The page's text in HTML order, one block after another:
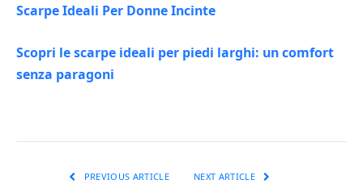
Scarpe Ideali Per Donne Incinte
Scopri le scarpe ideali per piedi larghi: un comfort
senza paragoni
PREVIOUS ARTICLE NEXT ARTICLE